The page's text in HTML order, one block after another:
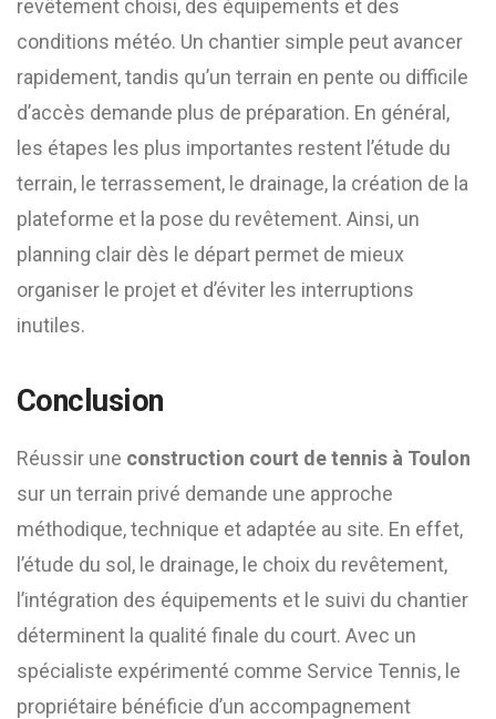
revêtement choisi, des équipements et des
conditions météo. Un chantier simple peut avancer
rapidement, tandis qu’un terrain en pente ou difficile
d’accès demande plus de préparation. En général,
les étapes les plus importantes restent l’étude du
terrain, le terrassement, le drainage, la création de la
plateforme et la pose du revêtement. Ainsi, un
planning clair dès le départ permet de mieux
organiser le projet et d’éviter les interruptions
inutiles.
Conclusion
Réussir une construction court de tennis à Toulon
sur un terrain privé demande une approche
méthodique, technique et adaptée au site. En effet,
l’étude du sol, le drainage, le choix du revêtement,
l’intégration des équipements et le suivi du chantier
déterminent la qualité finale du court. Avec un
spécialiste expérimenté comme Service Tennis, le
propriétaire bénéficie d’un accompagnement